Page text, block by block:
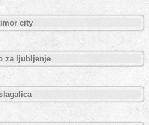
city
za ljubljenje